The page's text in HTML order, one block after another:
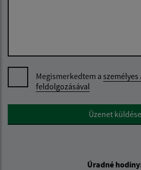
Megismerkedtem a személyes
feldolgozásával
Google reCaptcha ResponseÜzenet küldése
Úradné